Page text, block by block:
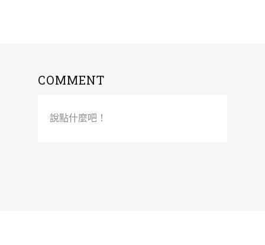
COMMENT
說點什麼吧！